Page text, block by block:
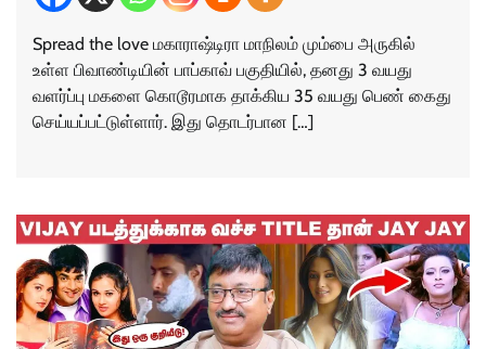
Spread the love மகாராஷ்டிரா மாநிலம் மும்பை அருகில்
உள்ள பிவாண்டியின் பாப்காவ் பகுதியில், தனது 3 வயது
வளர்ப்பு மகளை கொடூரமாக தாக்கிய 35 வயது பெண் கைது
செய்யப்பட்டுள்ளார். இது தொடர்பான […]